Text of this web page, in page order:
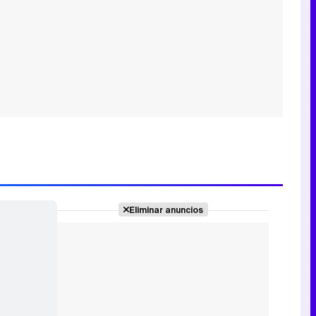
Eliminar anuncios